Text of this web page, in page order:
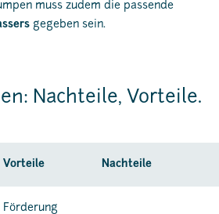
muss zudem die passende
gegeben sein.
Nachteile, Vorteile.
Vorteile Nachteile
Förderung